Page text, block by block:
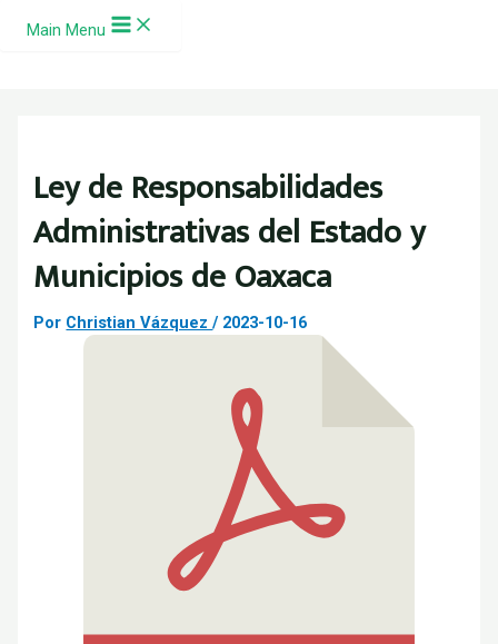
Ir al contenido
Main Menu
Ley de Responsabilidades
Administrativas del Estado y
Municipios de Oaxaca
Por Christian Vázquez/ 2023-10-16